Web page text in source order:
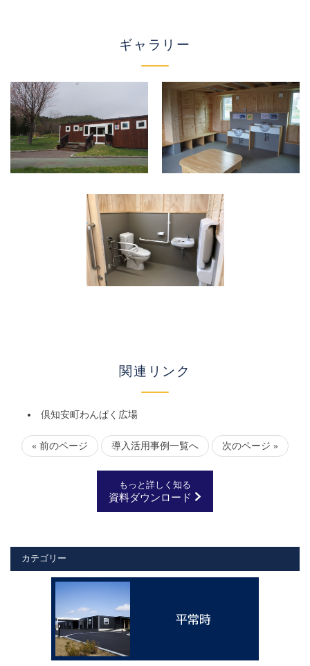
ギャラリー
関連リンク
倶知安町わんぱく広場
« 前のページ 導入活用事例一覧へ 次のページ »
もっと詳しく知る
資料ダウンロード
カテゴリー